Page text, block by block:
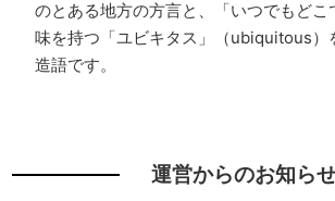
のとある地方の方言と、「いつでもどこ
味を持つ「ユビキタス」（ubiquitous）
造語です。
運営からのお知ら